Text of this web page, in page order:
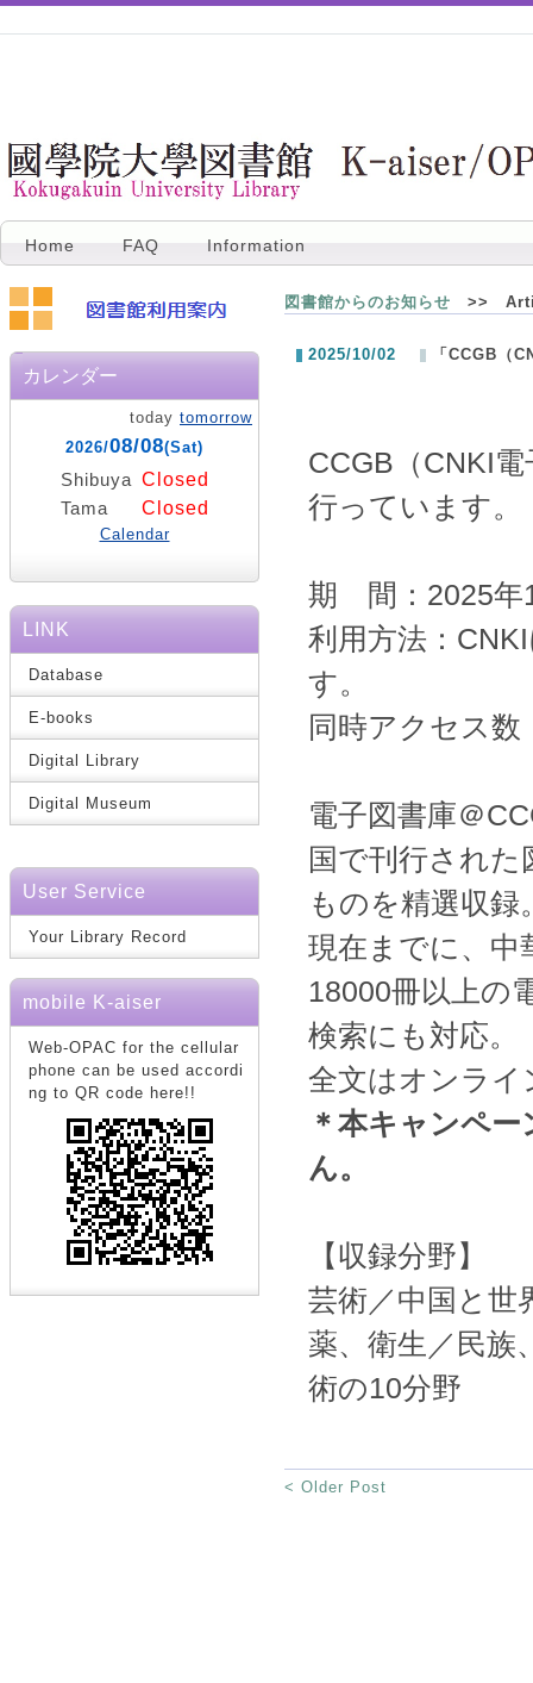
Home FAQ Information
カレンダー
today tomorrow
2026/08/08(Sat)
Shibuya Closed
Tama Closed
Calendar
LINK
Database
E-books
Digital Library
Digital Museum
User Service
Your Library Record
mobile K-aiser
Web-OPAC for the cellular
phone can be used accordi
ng to QR code here!!
図書館からのお知らせ >>
2025/10/02 「CCGB（
CCGB（CNKI
行っています。
期 間：2025年
利用方法：
す。
同時アクセス数
電子図書庫＠
国で刊行された
ものを精選収録
現在までに、中
18000冊以上の
検索にも対応。
全文はオンラ
＊本キャンペ
ん。
【収録分野】
芸術／中国と世
薬、衛生／民族
術の10分野
< Older Post